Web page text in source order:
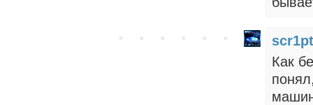
scr1pt
Как